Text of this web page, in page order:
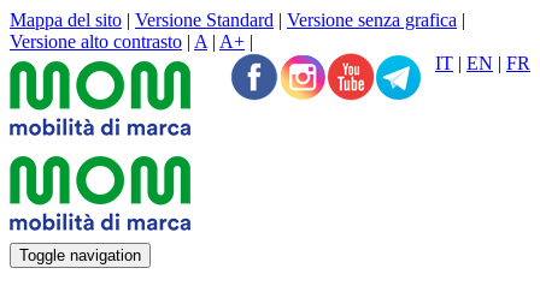
Mappa del sito | Versione Standard | Versione senza grafica |
Versione alto contrasto | A | A+ |
IT | EN | FR
Toggle navigation